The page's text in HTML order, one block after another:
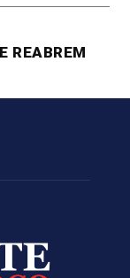
REABREM